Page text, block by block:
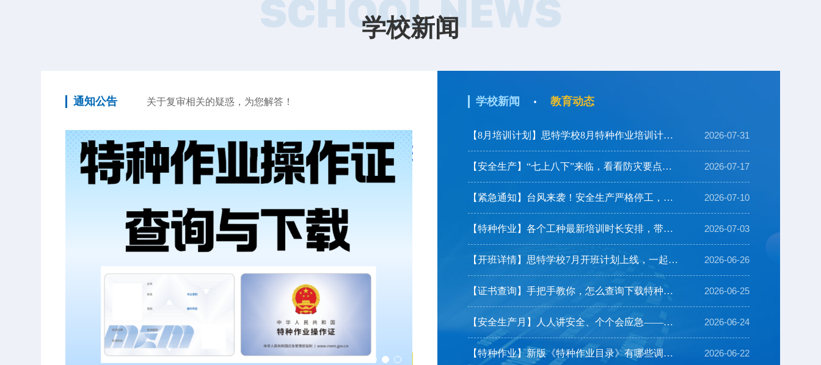
SCHOOL NEWS
学校新闻
通知公告 关于复审相关的疑惑，为您解答！ 学校新闻 · 教育动态
【8月培训计划】思特学校8月特种作业培训计划及注意事... 2026-07-31
【安全生产】“七上八下”来临，看看防灾要点有哪些？ 2026-07-17
【紧急通知】台风来袭！安全生产严格停工，开班延期 2026-07-10
【特种作业】各个工种最新培训时长安排，带你一览！ 2026-07-03
【开班详情】思特学校7月开班计划上线，一起来看看→ 2026-06-26
【证书查询】手把手教你，怎么查询下载特种作业操作证... 2026-06-25
【安全生产月】人人讲安全、个个会应急——排查整治风... 2026-06-24
【特种作业】新版《特种作业目录》有哪些调整？ 2026-06-22